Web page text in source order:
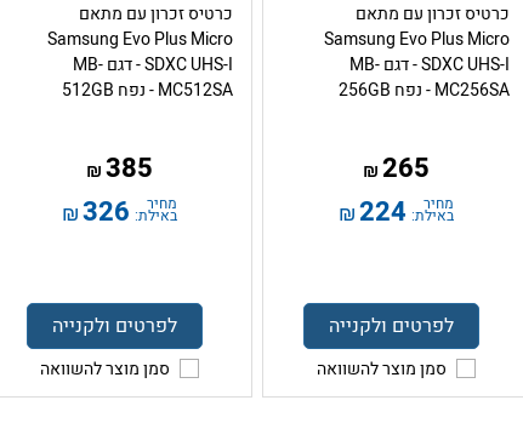
כרטיס זכרון עם מתאם
Samsung Evo Plus Micro
SDXC UHS-I - דגם MB-
MC256SA - נפח 256GB
265
₪
מחיר
באילת: 224
₪
לפרטים ולקנייה
סמן מוצר להשוואה
כרטיס זכרון עם מתאם
Samsung Evo Plus Micro
SDXC UHS-I - דגם MB-
MC512SA - נפח 512GB
385
₪
מחיר
באילת: 326
₪
לפרטים ולקנייה
סמן מוצר להשוואה